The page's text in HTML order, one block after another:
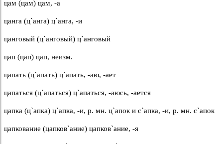
цам (цам) цам, -а
цанга (ц`анга) ц`анга, -и
цанговый (ц`анговый) ц`анговый
цап (цап) цап, неизм.
цапать (ц`апать) ц`апать, -аю, -ает
цапаться (ц`апаться) ц`апаться, -аюсь, -ается
цапка (ц`апка) ц`апка, -и, р. мн. ц`апок и с`апка, -и, р. мн. с`апок
цапкование (цапков`ание) цапков`ание, -я